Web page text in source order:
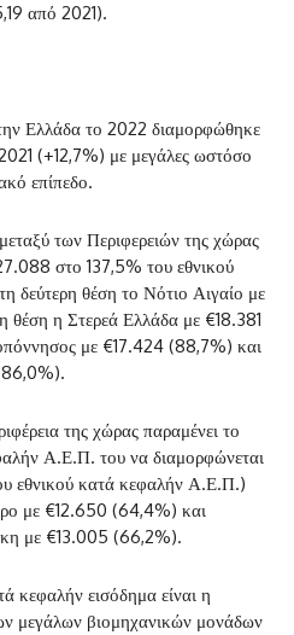
από 2021).
Ελλάδα το 2022 διαμορφώθηκε
(+12,7%) με μεγάλες ωστόσο
επίπεδο.
των Περιφερειών της χώρας
στο 137,5% του εθνικού
δεύτερη θέση το Νότιο Αιγαίο με
θέση η Στερεά Ελλάδα με €18.381
με €17.424 (88,7%) και
της χώρας παραμένει το
Α.Ε.Π. του να διαμορφώνεται
εθνικού κατά κεφαλήν Α.Ε.Π.)
με €12.650 (64,4%) και
με €13.005 (66,2%).
κεφαλήν εισόδημα είναι η
μεγάλων βιομηχανικών μονάδων